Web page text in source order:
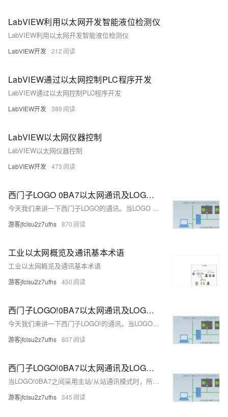
LabVIEW利用以太网开发智能液位检测仪
LabVIEW利用以太网开发智能液位检测仪
LabVIEW开发 212
LabVIEW通过以太网控制PLC程序开发
LabVIEW通过以太网控制PLC程序开发
LabVIEW开发 389
LabVIEW以太网仪器控制
LabVIEW以太网仪器控制
LabVIEW开发 473
西门子LOGO 0BA7以太网通讯及LOGO之间的主从通讯如何设置？
今天我们来讲一下西门子LOGO的通讯。当LOGO 0BA7之间采用主站/从站通讯模式时，所用LOGO 0BA7从站都是作为扩展的IO点使用的，只有LOGO主站包含程序，从站中是没有程序的。
游客jfclsu2z7ufhs 870
工业以太网概览及通讯基本术语
工业以太网概览及通讯基本术语
游客jfclsu2z7ufhs 450
西门子LOGO!0BA7以太网通讯及LOGO!之间的主从通讯如何设置
今天我们来讲一下西门子LOGO!的通讯。当LOGO!0BA7之间采用主站/从站通讯模式时，所用LOGO!0BA7从站都是作为扩展的IO点使用的，只有LOGO!主站包含程序，从站中是没有程序的。
游客jfclsu2z7ufhs 807
西门子LOGO!0BA7以太网通讯及LOGO!之间的主从通讯
当LOGO!0BA7之间采用主站/从站通讯模式时，所用LOGO!0BA7从站都是作为扩展的IO点使用的，只有LOGO!主站包含程序，从站中是没有程序的。
游客jfclsu2z7ufhs 345